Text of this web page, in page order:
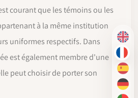
EN
FR
ES
DE
courant que les témoins ou les
à la même institution
uniformes respectifs. Dans
est également membre d'une
peut choisir de porter son